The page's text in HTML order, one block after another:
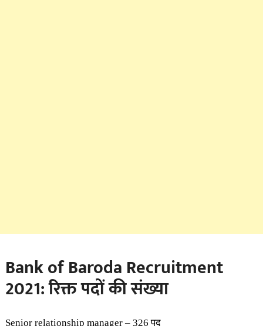
Bank of Baroda Recruitment
2021: रिक्त पदों की संख्या
Senior relationship manager – 326 पद